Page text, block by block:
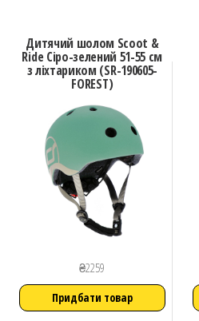
Дитячий шолом Scoot &
Ride Сіро-зелений 51-55 см
з ліхтариком (SR-190605-
FOREST)
₴2259
Придбати товар